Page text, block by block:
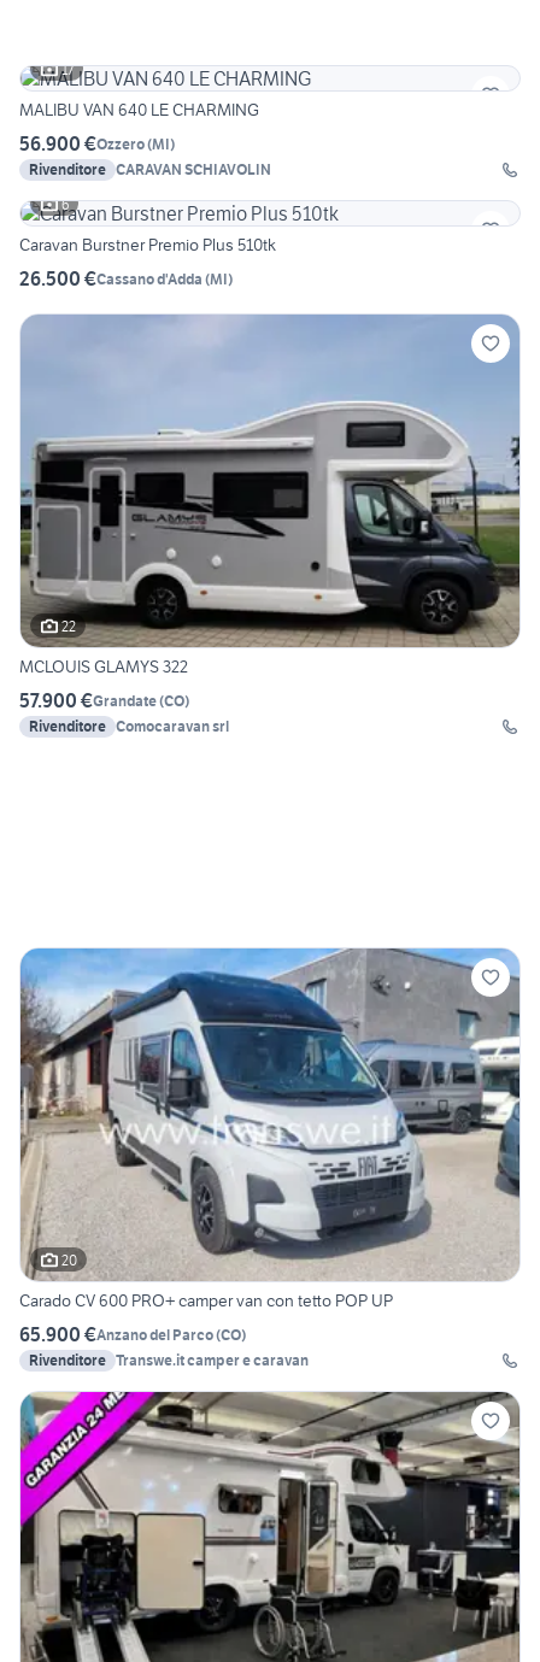
17
MALIBU VAN 640 LE CHARMING
56.900 €Ozzero(MI)
Rivenditore CARAVAN SCHIAVOLIN
6
Caravan Burstner Premio Plus 510tk
26.500 €Cassano d'Adda (MI)
22
MCLOUIS GLAMYS 322
57.900 €Grandate(CO)
Rivenditore Comocaravan srl
20
Carado CV 600 PRO+ camper van con tetto POP UP
65.900 €Anzano del Parco(CO)
Rivenditore Transwe.it camper e caravan